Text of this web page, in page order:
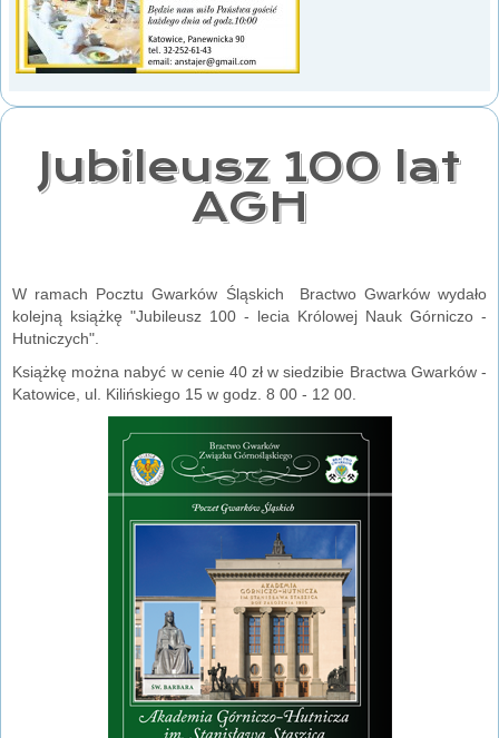
Jubileusz 100 lat
AGH
W ramach Pocztu Gwarków Śląskich Bractwo Gwarków wydało
kolejną książkę "Jubileusz 100 - lecia Królowej Nauk Górniczo -
Hutniczych".
Książkę można nabyć w cenie 40 zł w siedzibie Bractwa Gwarków -
Katowice, ul. Kilińskiego 15 w godz. 8 00 - 12 00.